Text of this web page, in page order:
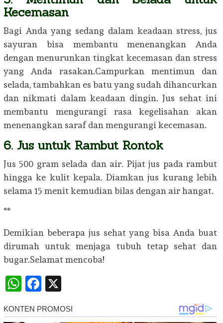
Kecemasan
Bagi Anda yang sedang dalam keadaan stress, jus
sayuran bisa membantu menenangkan Anda
dengan menurunkan tingkat kecemasan dan stress
yang Anda rasakan.Campurkan mentimun dan
selada, tambahkan es batu yang sudah dihancurkan
dan nikmati dalam keadaan dingin. Jus sehat ini
membantu mengurangi rasa kegelisahan akan
menenangkan saraf dan mengurangi kecemasan.
6. Jus untuk Rambut Rontok
Jus 500 gram selada dan air. Pijat jus pada rambut
hingga ke kulit kepala. Diamkan jus kurang lebih
selama 15 menit kemudian bilas dengan air hangat.
**
Demikian beberapa jus sehat yang bisa Anda buat
dirumah untuk menjaga tubuh tetap sehat dan
bugar.Selamat mencoba!
WhatsApp
Facebook